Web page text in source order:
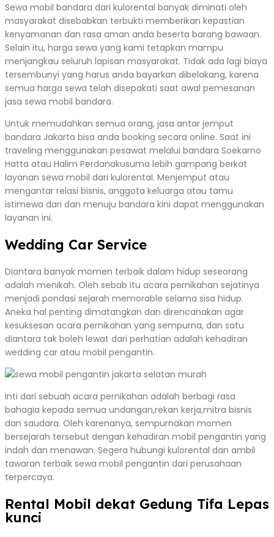
Sewa mobil bandara dari kulorental banyak diminati oleh
masyarakat disebabkan terbukti memberikan kepastian
kenyamanan dan rasa aman anda beserta barang bawaan.
Selain itu, harga sewa yang kami tetapkan mampu
menjangkau seluruh lapisan masyarakat. Tidak ada lagi biaya
tersembunyi yang harus anda bayarkan dibelakang, karena
semua harga sewa telah disepakati saat awal pemesanan
jasa sewa mobil bandara.
Untuk memudahkan semua orang, jasa antar jemput
bandara Jakarta bisa anda booking secara online. Saat ini
traveling menggunakan pesawat melalui bandara Soekarno
Hatta atau Halim Perdanakusuma lebih gampang berkat
layanan sewa mobil dari kulorental. Menjemput atau
mengantar relasi bisnis, anggota keluarga atau tamu
istimewa dari dan menuju bandara kini dapat menggunakan
layanan ini.
Wedding Car Service
Diantara banyak momen terbaik dalam hidup seseorang
adalah menikah. Oleh sebab itu acara pernikahan sejatinya
menjadi pondasi sejarah memorable selama sisa hidup.
Aneka hal penting dimatangkan dan direncanakan agar
kesuksesan acara pernikahan yang sempurna, dan satu
diantara tak boleh lewat dari perhatian adalah kehadiran
wedding car atau mobil pengantin.
Inti dari sebuah acara pernikahan adalah berbagi rasa
bahagia kepada semua undangan,rekan kerja,mitra bisnis
dan saudara. Oleh karenanya, sempurnakan momen
bersejarah tersebut dengan kehadiran mobil pengantin yang
indah dan menawan. Segera hubungi kulorental dan ambil
tawaran terbaik sewa mobil pengantin dari perusahaan
terpercaya.
Rental Mobil dekat Gedung Tifa Lepas
kunci